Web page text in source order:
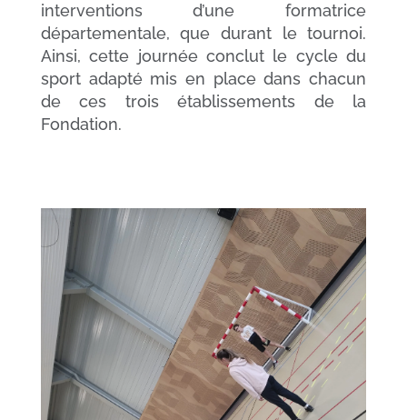
interventions d’une formatrice
départementale, que durant le tournoi.
Ainsi, cette journée conclut le cycle du
sport adapté mis en place dans chacun
de ces trois établissements de la
Fondation.